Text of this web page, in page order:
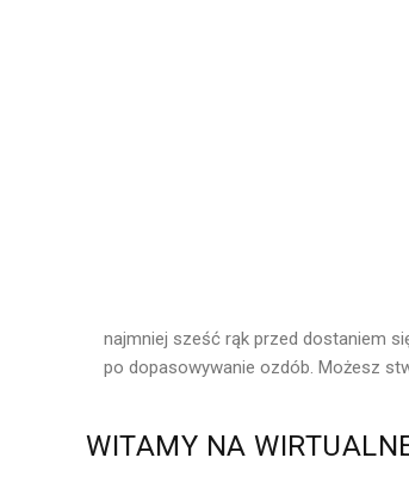
najmniej sześć rąk przed dostaniem
po dopasowywanie ozdób. Możesz
WITAMY NA